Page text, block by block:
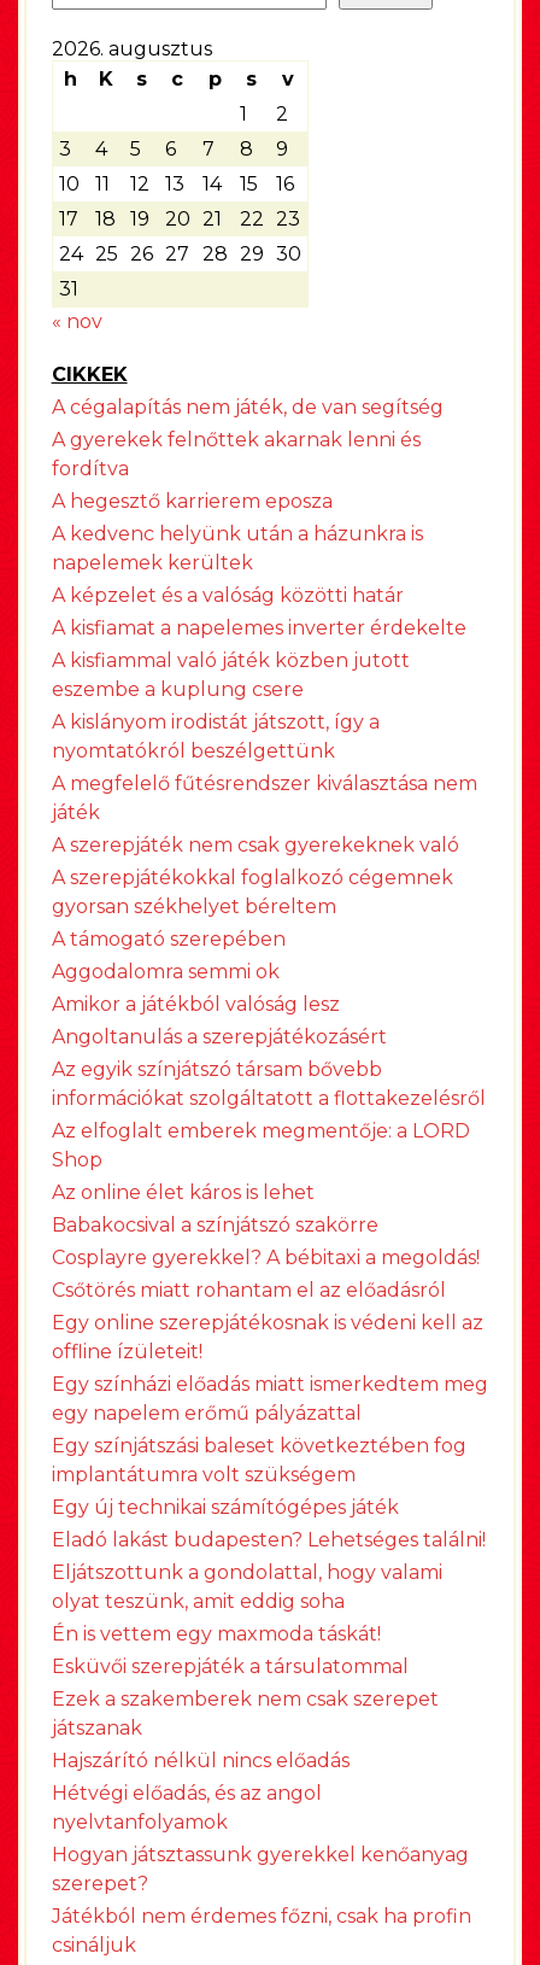
2026. augusztus
h
K s c p s
v
1
2
3
4 5 6 7 8
9
10
11 12 13 14 15
16
17
18 19 20 21 22 23
24 25 26 27 28 29 30
31
« nov
CIKKEK
A cégalapítás nem játék, de van segítség
A gyerekek felnőttek akarnak lenni és
fordítva
A hegesztő karrierem eposza
A kedvenc helyünk után a házunkra is
napelemek kerültek
A képzelet és a valóság közötti határ
A kisfiamat a napelemes inverter érdekelte
A kisfiammal való játék közben jutott
eszembe a kuplung csere
A kislányom irodistát játszott, így a
nyomtatókról beszélgettünk
A megfelelő fűtésrendszer kiválasztása nem
játék
A szerepjáték nem csak gyerekeknek való
A szerepjátékokkal foglalkozó cégemnek
gyorsan székhelyet béreltem
A támogató szerepében
Aggodalomra semmi ok
Amikor a játékból valóság lesz
Angoltanulás a szerepjátékozásért
Az egyik színjátszó társam bővebb
információkat szolgáltatott a flottakezelésről
Az elfoglalt emberek megmentője: a LORD
Shop
Az online élet káros is lehet
Babakocsival a színjátszó szakörre
Cosplayre gyerekkel? A bébitaxi a megoldás!
Csőtörés miatt rohantam el az előadásról
Egy online szerepjátékosnak is védeni kell az
offline ízületeit!
Egy színházi előadás miatt ismerkedtem meg
egy napelem erőmű pályázattal
Egy színjátszási baleset következtében fog
implantátumra volt szükségem
Egy új technikai számítógépes játék
Eladó lakást budapesten? Lehetséges találni!
Eljátszottunk a gondolattal, hogy valami
olyat teszünk, amit eddig soha
Én is vettem egy maxmoda táskát!
Esküvői szerepjáték a társulatommal
Ezek a szakemberek nem csak szerepet
játszanak
Hajszárító nélkül nincs előadás
Hétvégi előadás, és az angol
nyelvtanfolyamok
Hogyan játsztassunk gyerekkel kenőanyag
szerepet?
Játékból nem érdemes főzni, csak ha profin
csináljuk